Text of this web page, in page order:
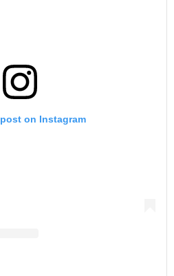
on Instagram